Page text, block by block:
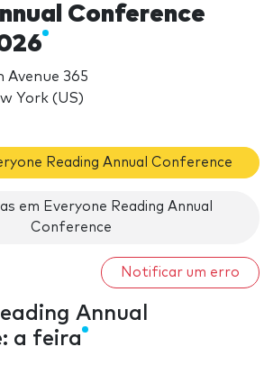
Conference
Avenue 365
York (US)
Reading Annual Conference
em Everyone Reading Annual
Conference
Notificar um erro
Annual
a feira